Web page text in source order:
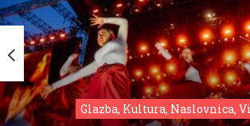
Glazba, Kultura, Naslovnica,